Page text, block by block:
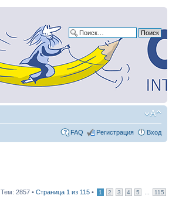
FAQ Регистрация Вход
Тем: 2857 • Страница 1 из 115 • 1 2 3 4 5 115